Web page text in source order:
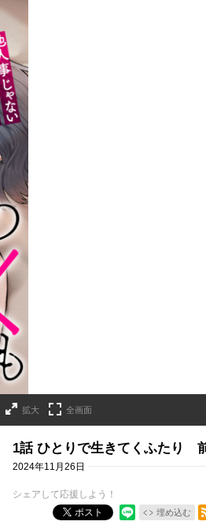
拡大 全画面
1話 ひとりで生きてくふたり
2024年11月26日
シェアして応援しよう！
ポスト
埋め込む
RSS